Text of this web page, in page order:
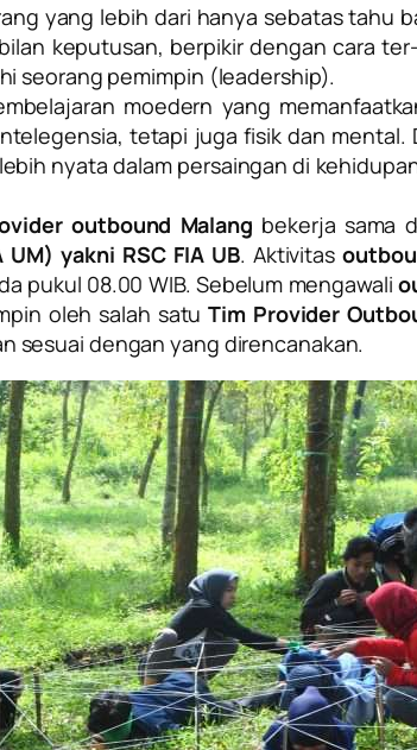
yang lebih dari hanya sebatas tahu
keputusan, berpikir dengan cara
seorang pemimpin (leadership).
moedern yang
tetapi juga fisik dan mental.
nyata dalam persaingan di
outbound Malang bekerja sama
yakni RSC FIA UB. Aktivitas
pukul 08.00 WIB. Sebelum mengawali
oleh salah satuTim Provider
sesuai dengan yang direncanakan.